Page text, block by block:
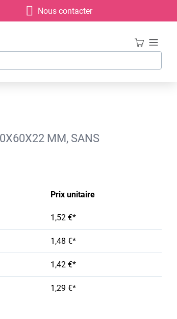
Nous contacter
MM, SANS
Prix unitaire
1,52 €*
1,48 €*
1,42 €*
1,29 €*